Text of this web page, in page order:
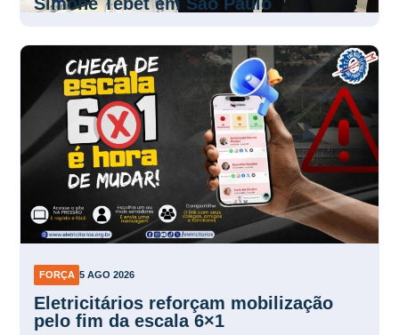
Eletricitários reforçam mobilização
pelo fim da escala 6×1